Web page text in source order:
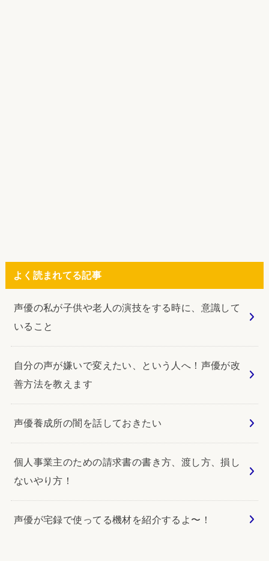
よく読まれてる記事
声優の私が子供や老人の演技をする時に、意識して
いること
自分の声が嫌いで変えたい、という人へ！声優が改
善方法を教えます
声優養成所の闇を話しておきたい
個人事業主のための請求書の書き方、渡し方、損し
ないやり方！
声優が宅録で使ってる機材を紹介するよ〜！